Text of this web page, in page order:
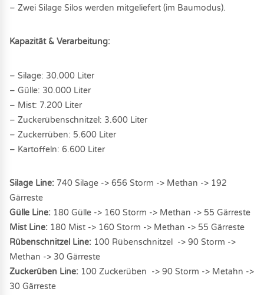
– Zwei Silage Silos werden mitgeliefert (im Baumodus).
Kapazität & Verarbeitung:
– Silage: 30.000 Liter
– Gülle: 30.000 Liter
– Mist: 7.200 Liter
– Zuckerübenschnitzel: 3.600 Liter
– Zuckerrüben: 5.600 Liter
– Kartoffeln: 6.600 Liter
Silage Line: 740 Silage -> 656 Storm -> Methan -> 192
Gärreste
Gülle Line: 180 Gülle -> 160 Storm -> Methan -> 55 Gärreste
Mist Line: 180 Mist -> 160 Storm -> Methan -> 55 Gärreste
Rübenschnitzel Line: 100 Rübenschnitzel -> 90 Storm ->
Methan -> 30 Gärreste
Zuckerüben Line: 100 Zuckerüben -> 90 Storm -> Metahn ->
30 Gärreste